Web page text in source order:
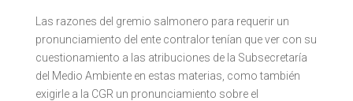
Las razones del gremio salmonero para requerir un
pronunciamiento del ente contralor tenían que ver con su
cuestionamiento a las atribuciones de la Subsecretaría
del Medio Ambiente en estas materias, como también
exigirle a la CGR un pronunciamiento sobre el